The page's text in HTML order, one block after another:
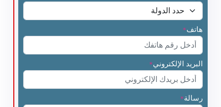
هاتف*
البريد الإلكتروني*
رسالة*